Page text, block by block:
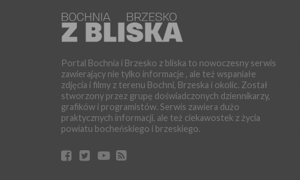
Portal Bochnia i Brzesko z bliska to nowoczesny serwis
zawierający nie tylko informacje , ale też wspaniałe
zdjęcia i filmy z terenu Bochni, Brzeska i okolic. Został
stworzony przez grupę doświadczonych dziennikarzy,
grafików i programistów. Serwis zawiera dużo
praktycznych informacji, ale też ciekawostek z życia
powiatu bocheńskiego i brzeskiego.